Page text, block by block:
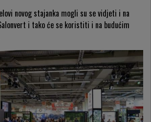
novog stajanka mogli su se vidjeti i na
i tako će se koristiti i na budućim